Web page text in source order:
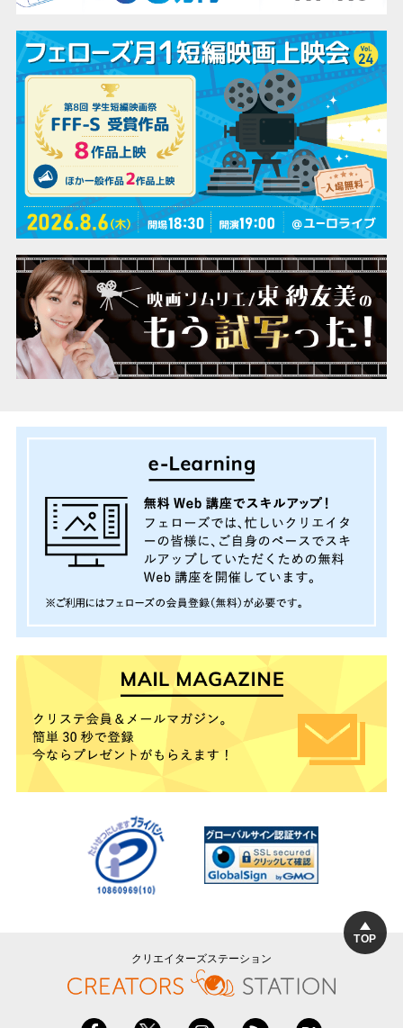
TOP
クリエイターズステーション